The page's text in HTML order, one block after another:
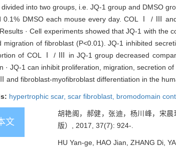
into two groups, i.e. JQ-1 group and DMSO
0.1% DMSO each mouse every day. COL Ⅰ / Ⅲ
· Cell experiments showed that JQ-1 with the
migration of fibroblast (P<0.01). JQ-1 inhibited
of COL Ⅰ / Ⅲ in JQ-1 group decreased
· JQ-1 can inhibit proliferation, migration, secretion
fibroblast-myofibroblast differentiation in the
hypertrophic scar, scar fibroblast, bromodomain
文
胡艳阁，郝健，张迪，杨川峰，宋
版）, 2017, 37(7): 924-.
HU Yan-ge, HAO Jian, ZHANG Di,